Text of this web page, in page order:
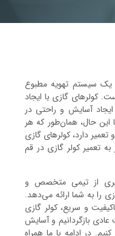
یک سیستم تهویه مطبوع
کولرهای گازی با ایجاد
آسایش و راحتی در
این حال، همان‌طور که هر
دارد، کولرهای گازی
به تعمیر کولر گازی در قم
از تیمی متخصص و
را به شما ارائه می‌دهد.
و سریع، کولر گازی
عادی بازگردانیم و آسایش
در ادامه با ما همراه